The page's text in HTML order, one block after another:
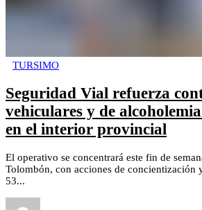
TURSIMO
Seguridad Vial refuerza
vehiculares y de
en el interior provincial
El operativo se concentrará este fin de
Tolombón, con acciones de concientización
53...